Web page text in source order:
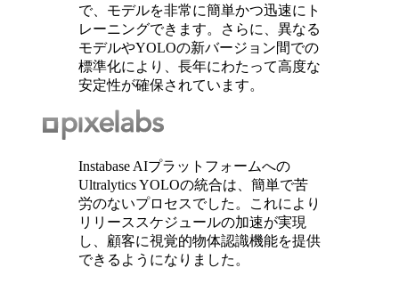
で、モデルを非常に簡単かつ迅速にト
レーニングできます。さらに、異なる
モデルやYOLOの新バージョン間での
標準化により、長年にわたって高度な
安定性が確保されています。
Instabase AIプラットフォームへの
Ultralytics YOLOの統合は、簡単で苦
労のないプロセスでした。これにより
リリーススケジュールの加速が実現
し、顧客に視覚的物体認識機能を提供
できるようになりました。